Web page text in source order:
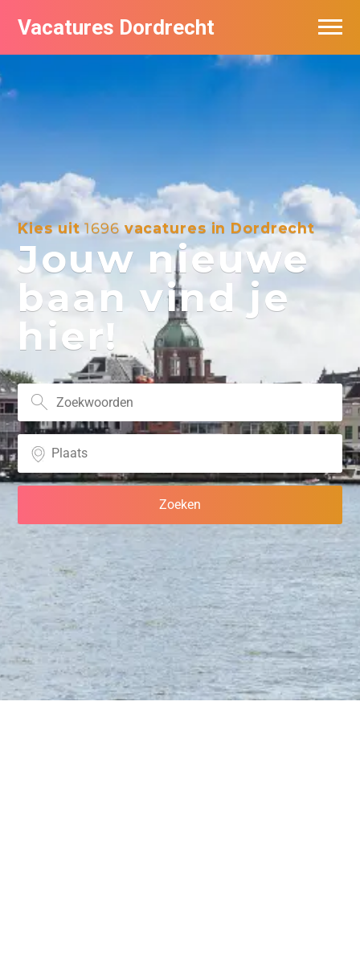
Vacatures Dordrecht
Kies uit1696 vacatures in Dordrecht
Jouw nieuwe
baan vind je
hier!
Vacatures per bedrijf